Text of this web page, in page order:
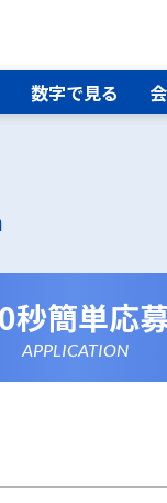
数字で見る
秒簡単応
APPLICATION